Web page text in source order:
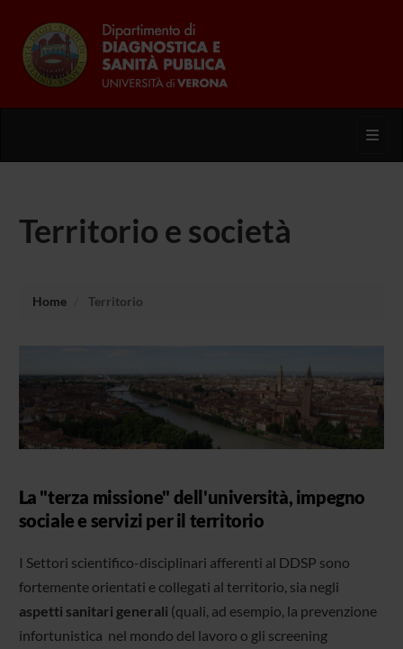
Territorio e società
Home Territorio
La "terza missione" dell'università, impegno
sociale e servizi per il territorio
I Settori scientifico-disciplinari afferenti al DDSP sono
fortemente orientati e collegati al territorio, sia negli
aspetti sanitari generali (quali, ad esempio, la prevenzione
infortunistica nel mondo del lavoro o gli screening